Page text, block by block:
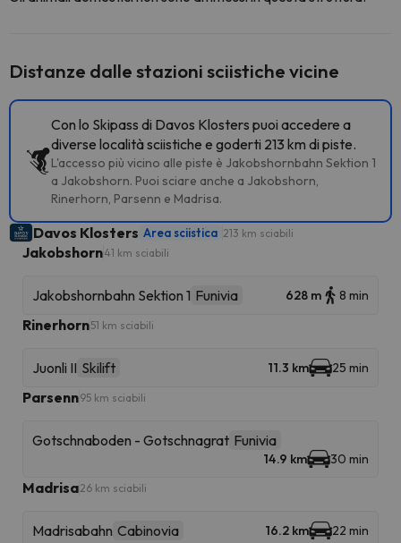
Distanze dalle stazioni sciistiche vicine
Con lo Skipass di Davos Klosters puoi accedere a
diverse località sciistiche e goderti 213 km di piste.
L'accesso più vicino alle piste è Jakobshornbahn Sektion 1
a Jakobshorn. Puoi sciare anche a Jakobshorn,
Rinerhorn, Parsenn e Madrisa.
Davos Klosters Area sciistica 213 km sciabili
Jakobshorn41 km sciabili
Jakobshornbahn Sektion 1 Funivia 628 m 8 min
Rinerhorn51 km sciabili
Juonli II Skilift 11.3 km 25 min
Parsenn95 km sciabili
Gotschnaboden - Gotschnagrat Funivia
14.9 km 30 min
Madrisa26 km sciabili
Madrisabahn Cabinovia 16.2 km 22 min